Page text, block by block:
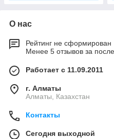
О нас
Рейтинг не сформирован
Менее 5 отзывов за
Работает с 11.09.2011
г. Алматы
Алматы, Казахстан
Контакты
Сегодня выходной